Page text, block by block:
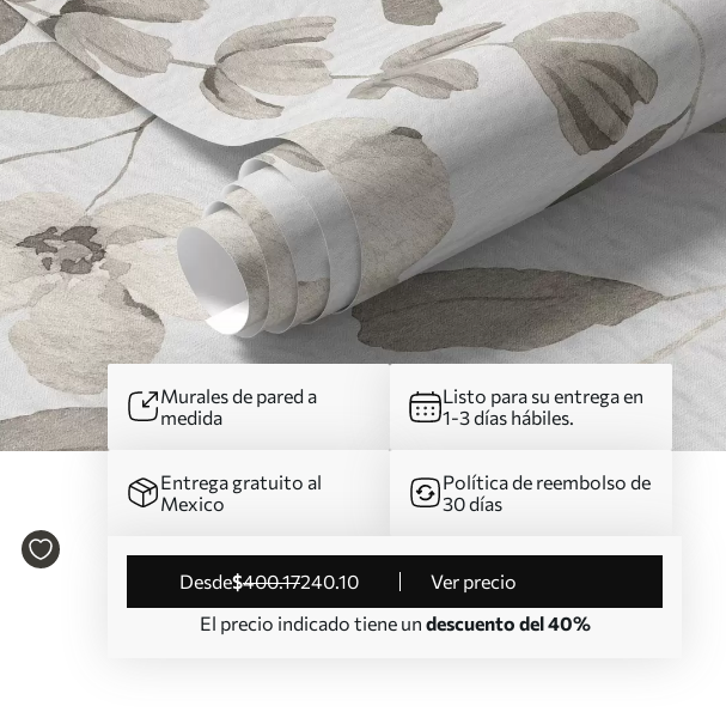
Murales de pared a
medida
Listo para su entrega en
1-3 días hábiles.
Entrega gratuito al
Mexico
Política de reembolso de
30 días
desde$400.17240.10
Ver precio
El precio indicado tiene un descuento del 40%